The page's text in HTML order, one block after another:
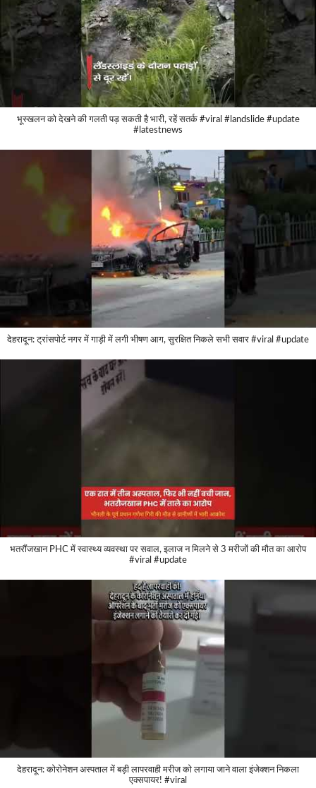
भूस्खलन को देखने की गलती पड़ सकती है भारी, रहें सतर्क #viral #landslide #update
#latestnews
देहरादून: ट्रांसपोर्ट नगर में गाड़ी में लगी भीषण आग, सुरक्षित निकले सभी सवार #viral #update
भतरौंजखान PHC में स्वास्थ्य व्यवस्था पर सवाल, इलाज न मिलने से 3 मरीजों की मौत का आरोप
#viral #update
देहरादून: कोरोनेशन अस्पताल में बड़ी लापरवाही मरीज को लगाया जाने वाला इंजेक्शन निकला
एक्सपायर! #viral